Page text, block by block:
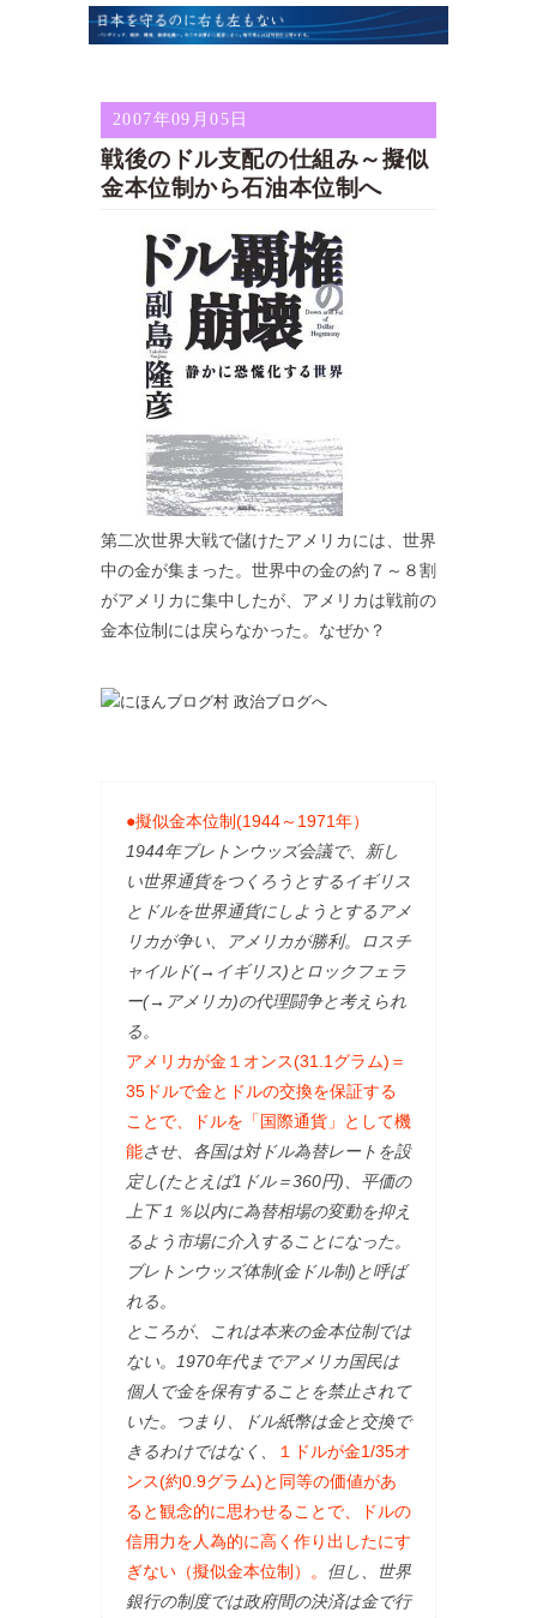
2007年09月05日
戦後のドル支配の仕組み～擬似
金本位制から石油本位制へ
第二次世界大戦で儲けたアメリカには、世界
中の金が集まった。世界中の金の約７～８割
がアメリカに集中したが、アメリカは戦前の
金本位制には戻らなかった。なぜか？
●擬似金本位制(1944～1971年）
1944年ブレトンウッズ会議で、新し
い世界通貨をつくろうとするイギリス
とドルを世界通貨にしようとするアメ
リカが争い、アメリカが勝利。ロスチ
ャイルド(→イギリス)とロックフェラ
ー(→アメリカ)の代理闘争と考えられ
る。
アメリカが金１オンス(31.1グラム)＝
35ドルで金とドルの交換を保証する
ことで、ドルを「国際通貨」として機
能させ、各国は対ドル為替レートを設
定し(たとえば1ドル＝360円)、平価の
上下１％以内に為替相場の変動を抑え
るよう市場に介入することになった。
ブレトンウッズ体制(金ドル制)と呼ば
れる。
ところが、これは本来の金本位制では
ない。1970年代までアメリカ国民は
個人で金を保有することを禁止されて
いた。つまり、ドル紙幣は金と交換で
きるわけではなく、
１ドルが金1/35オ
ンス(約0.9グラム)と同等の価値があ
ると観念的に思わせることで、ドルの
信用力を人為的に高く作り出したにす
ぎない（擬似金本位制）。 但し、世界
銀行の制度では政府間の決済は金で行